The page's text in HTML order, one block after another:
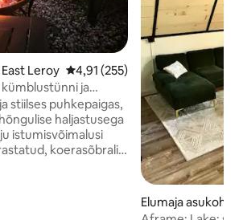
Leroy Keskmine hinnang 4,91/5, 255
4,91 (255)
ja
järvele
stiilses puhkepaigas,
haljastusega
istumisvõimalusi
Elumaja asukohas